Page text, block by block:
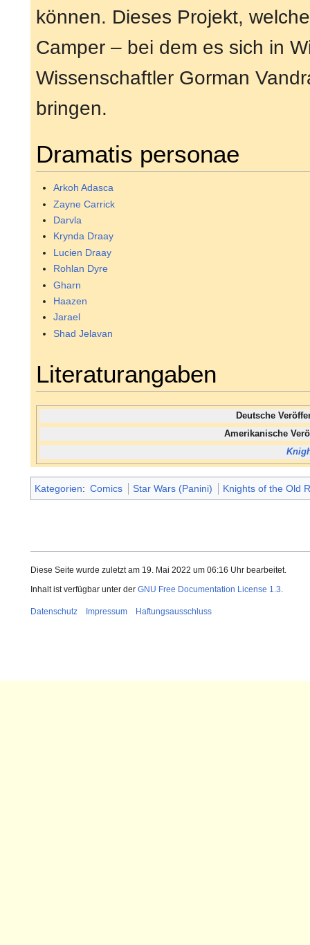
können. Dieses Projekt,
Camper – bei dem es sich in
Wissenschaftler Gorman
bringen.
Dramatis personae
Arkoh Adasca
Zayne Carrick
Darvla
Krynda Draay
Lucien Draay
Rohlan Dyre
Gharn
Haazen
Jarael
Shad Jelavan
Literaturangaben
Deutsche
Amerikanische
Kategorien: Comics Star Wars (Panini) Knights of the Old
Diese Seite wurde zuletzt am 19. Mai 2022 um 06:16 Uhr bearbeitet.
Inhalt ist verfügbar unter der GNU Free Documentation License 1.3
Datenschutz Impressum Haftungsausschluss